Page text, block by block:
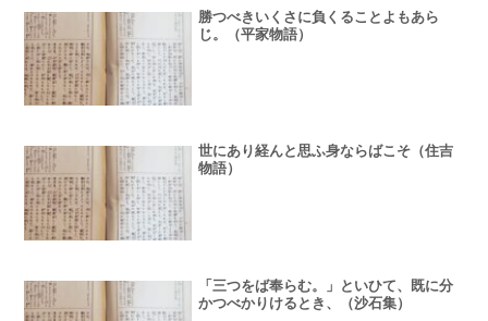
勝つべきいくさに負くることよもあら
じ。（平家物語）
世にあり経んと思ふ身ならばこそ（住吉
物語）
「三つをば奉らむ。」といひて、既に分
かつべかりけるとき、（沙石集）